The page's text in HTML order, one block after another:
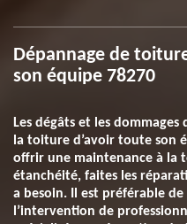
Dépannage de
son équipe 78270
Les dégâts et les
la toiture d’avoir toute son
offrir une maintenance à la
étanchéité, faites les
a besoin. Il est préférable
l’intervention de